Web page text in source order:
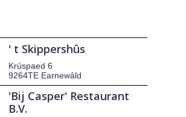
' t Skippershûs
Krúspaed 6
9264TE Earnewâld
'Bij Casper' Restaurant
B.V.